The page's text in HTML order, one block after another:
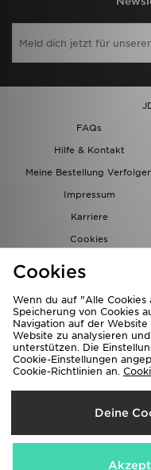
FAQs
Hilfe & Kontakt
Meine Bestellung
Impressum
Karriere
Cookies
Wir akzeptieren
Cookies
Wenn du auf "Alle
Speicherung von Cookies
Navigation auf der
Website zu analysieren
unterstützen. Die
Cookie-Einstellungen
Cookie-Richtlinien an.
Deine